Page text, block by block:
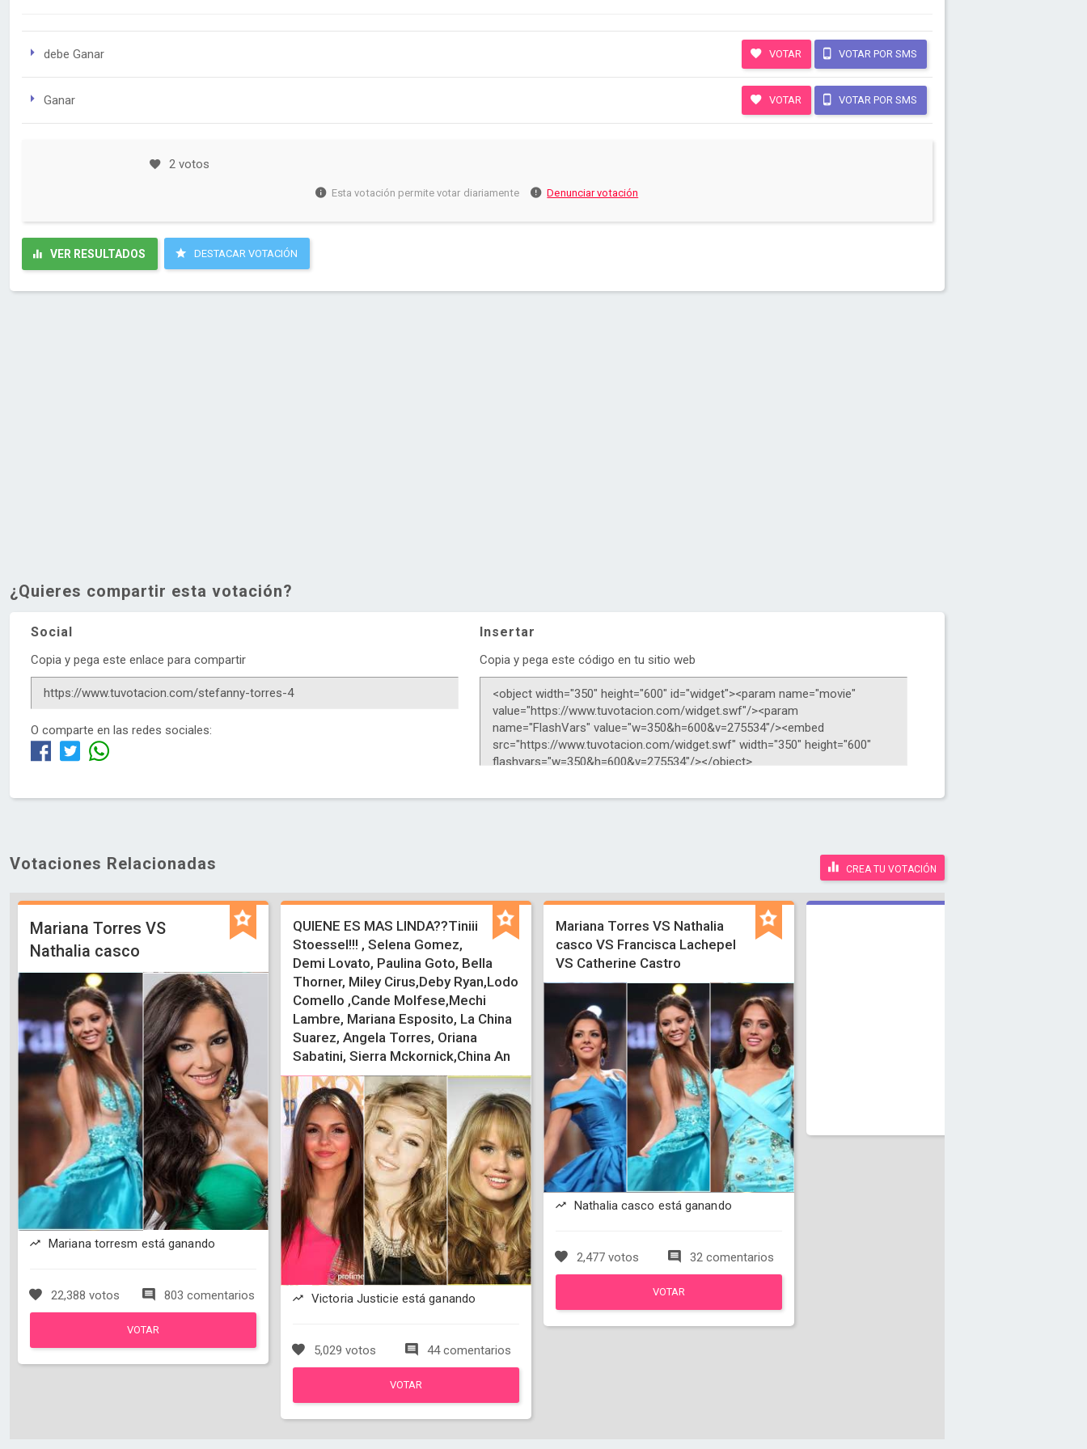
debe Ganar VOTAR VOTAR POR SMS
Ganar VOTAR VOTAR POR SMS
2 votos
Esta votación permite votar diariamente Denunciar votación
VER RESULTADOS DESTACAR VOTACIÓN
¿Quieres compartir esta votación?
Social Insertar
Copia y pega este enlace para compartir
O comparte en las redes sociales:
Copia y pega este código en tu sitio web
Votaciones Relacionadas CREA TU VOTACIÓN
Mariana Torres VS
Nathalia casco
Mariana torresm está ganando
22,388 votos 803 comentarios
VOTAR
QUIENE ES MAS LINDA??Tiniii
Stoessel!!! , Selena Gomez,
Demi Lovato, Paulina Goto, Bella
Thorner, Miley Cirus,Deby Ryan,Lodo
Comello ,Cande Molfese,Mechi
Lambre, Mariana Esposito, La China
Suarez, Angela Torres, Oriana
Sabatini, Sierra Mckornick,China An
Victoria Justicie está ganando
5,029 votos 44 comentarios
VOTAR
Mariana Torres VS Nathalia
casco VS Francisca Lachepel
VS Catherine Castro
Nathalia casco está ganando
2,477 votos 32 comentarios
VOTAR